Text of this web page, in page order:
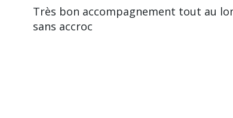
Très bon accompagnement tout au
sans accroc